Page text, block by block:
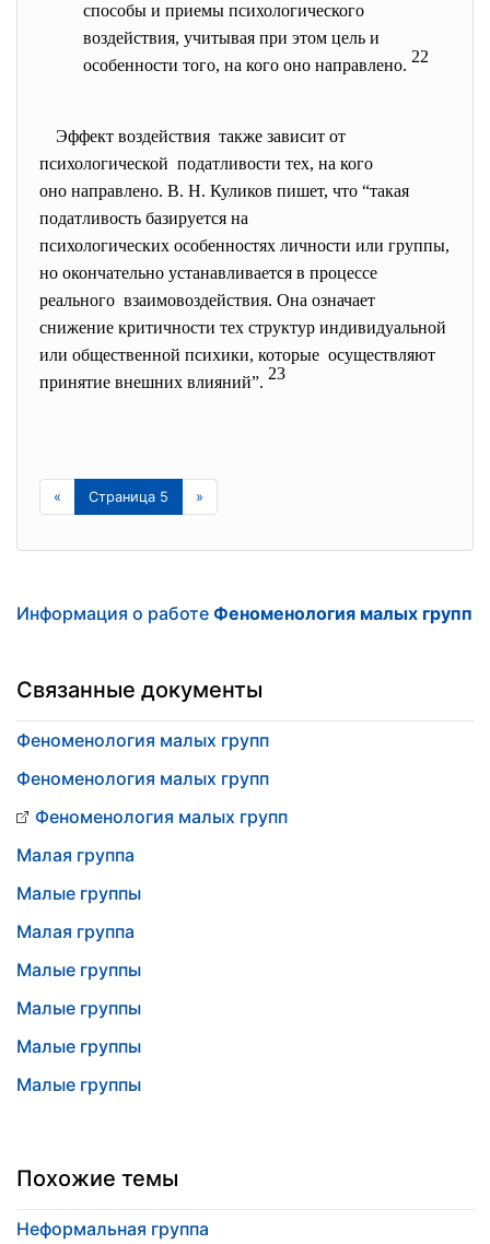
способы и приемы психологического
воздействия, учитывая при этом цель и
особенности того, на кого оно направлено. 22
Эффект воздействия также зависит от
психологической податливости тех, на кого
оно направлено. В. Н. Куликов пишет, что “такая
податливость базируется на
психологических особенностях личности или группы,
но окончательно устанавливается в процессе
реального взаимовоздействия. Она означает
снижение критичности тех структур индивидуальной
или общественной психики, которые осуществляют
принятие внешних влияний”. 23
« Страница 5 »
Информация о работе Феноменология малых групп
Связанные документы
Феноменология малых групп
Феноменология малых групп
Феноменология малых групп
Малая группа
Малые группы
Малая группа
Малые группы
Малые группы
Малые группы
Малые группы
Похожие темы
Неформальная группа